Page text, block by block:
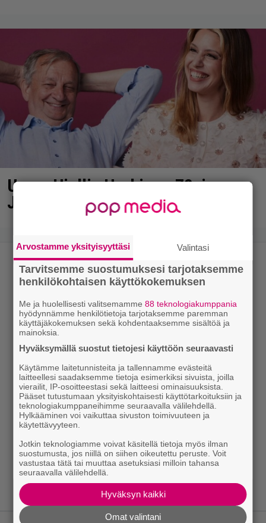
Uuno: Hjallis Harkimo, 72, ja
Jasmine, 38, sanovat tahdon
Arvostamme yksityisyyttäsi Valintasi
Tarvitsemme suostumuksesi tarjotaksemme
henkilökohtaisen käyttökokemuksen
Me ja huolellisesti valitsemamme88 teknologiakumppania
hyödynnämme henkilötietoja tarjotaksemme paremman
käyttäjäkokemuksen sekä kohdentaaksemme sisältöä ja
mainoksia.
Hyväksymällä suostut tietojesi käyttöön seuraavasti
Käytämme laitetunnisteita ja tallennamme evästeitä
laitteellesi saadaksemme tietoja esimerkiksi sivuista, joilla
vierailit, IP-osoitteestasi sekä laitteesi ominaisuuksista.
Pääset tutustumaan yksityiskohtaisesti käyttötarkoituksiin ja
teknologiakumppaneihimme seuraavalla välilehdellä.
Hylkääminen voi vaikuttaa sivuston toimivuuteen ja
käytettävyyteen.
Jotkin teknologiamme voivat käsitellä tietoja myös ilman
suostumusta, jos niillä on siihen oikeutettu peruste. Voit
vastustaa tätä tai muuttaa asetuksiasi milloin tahansa
seuraavalla välilehdellä.
Hyväksyn kaikki
Omat valintani